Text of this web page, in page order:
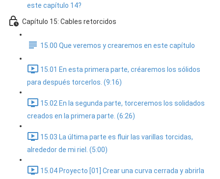
este capítulo 14?
Capítulo 15: Cables retorcidos
15.00 Que veremos y crearemos en este capítulo
15.01 En esta primera parte, créaremos los sólidos
para después torcerlos. (9:16)
15.02 En la segunda parte, torceremos los solidados
creados en la primera parte. (6:26)
15.03 La última parte es fluir las varillas torcidas,
alrededor de mi riel. (5:00)
15.04 Proyecto [01] Crear una curva cerrada y abrirla